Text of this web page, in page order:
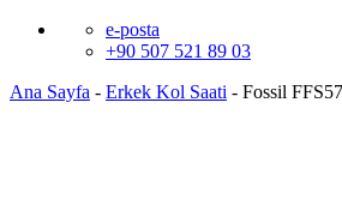
e-posta
+90 507 521 89 03
Ana Sayfa - Erkek Kol Saati - Fossil